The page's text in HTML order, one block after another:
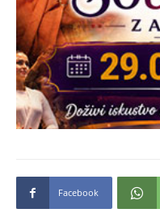
Facebook